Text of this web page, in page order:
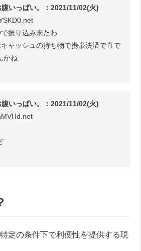
いっぱい。：2021/11/02(火)
振り込み来たわ
ャッシュの持ち物で携帯決済で直で
かね
いっぱい。：2021/11/02(火)
定の条件下で利便性を提供する現